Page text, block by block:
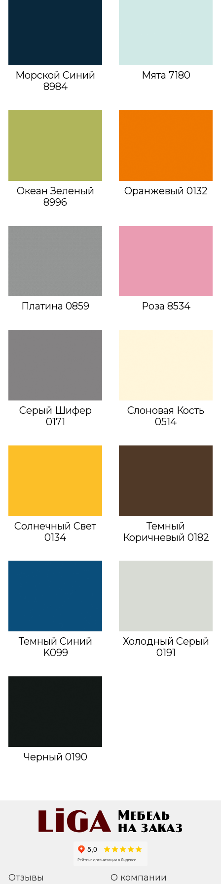
Морской Синий
8984
Мята 7180
Океан Зеленый
8996
Оранжевый 0132
Платина 0859 Роза 8534
Серый Шифер
0171
Слоновая Кость
0514
Солнечный Свет
0134
Темный
Коричневый 0182
Темный Синий
K099
Холодный Серый
0191
Черный 0190
Отзывы О компании